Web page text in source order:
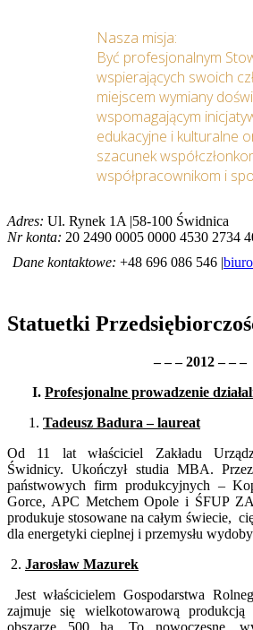
Nasza misja:
Być profesjonalnym
wspierających swoich
miejscem wymiany
wspomagającym
edukacyjne i kulturalne
szacunek
współpracownikom i
Adres: Ul. Rynek 1A |58-100 Świdnica
Nr konta: 20 2490 0005 0000 4530 2734
Dane kontaktowe: +48 696 086 546 |
Statuetki
– – – 2012 – – –
I. Profesjonalne prowadzenie
Tadeusz Badura – laureat
Od 11 lat właściciel Zakładu
Świdnicy. Ukończył studia MBA.
państwowych firm produkcyjnych –
Gorce, APC Metchem Opole i ŚFUP
produkuje stosowane na całym świecie,
dla energetyki cieplnej i przemysłu
2. Jarosław Mazurek
Jest właścicielem Gospodarstwa
zajmuje się wielkotowarową produkcją
obszarze 500 ha. To nowoczesne,